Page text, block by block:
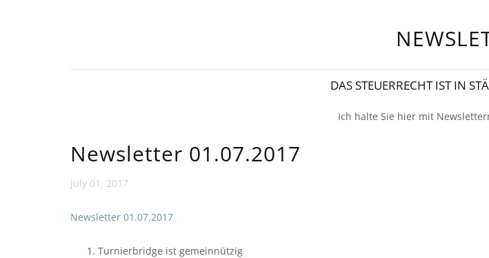
DAS STEUERRECHT IST IN
Ich halte Sie hier mit
Newsletter 01.07.2017
July 01, 2017
Newsletter 01.07.2017
Turnierbridge ist gemeinnützig